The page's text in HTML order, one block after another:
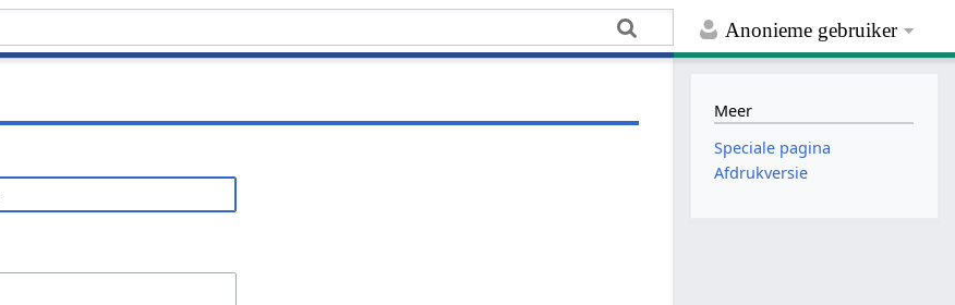
Anonieme gebruiker
Meer
Speciale pagina
Afdrukversie